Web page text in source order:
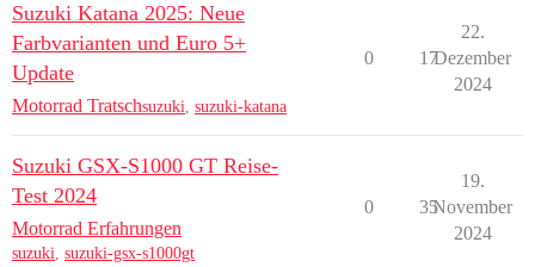
Suzuki Katana 2025: Neue
Farbvarianten und Euro 5+
Update
Motorrad Tratschsuzuki suzuki-katana
0 17
22.
Dezember
2024
Suzuki GSX-S1000 GT Reise-
Test 2024
Motorrad Erfahrungen
suzuki, suzuki-gsx-s1000gt
0 35
19.
November
2024